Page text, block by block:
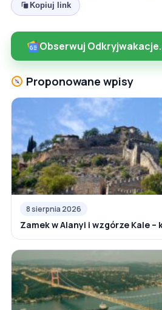
Kopiuj link
Obserwuj
Proponowane wpisy
8 sierpnia 2026
Zamek w Alanyi i wzgórze Kale –